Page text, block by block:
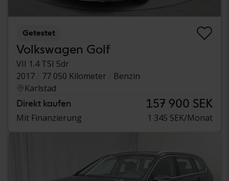
Getestet
Volkswagen Golf
VII 1.4 TSI 5dr
2017
77 050 Kilometer
Benzin
Karlstad
Direkt kaufen 157 900 SEK
Mit Finanzierung 1 345 SEK/Monat